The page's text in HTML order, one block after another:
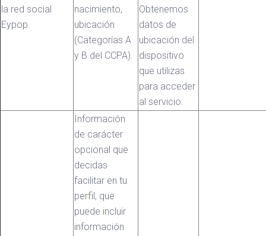
la red social
Eypop.
nacimiento,
ubicación
(Categorías A
y B del CCPA).
Obtenemos
datos de
ubicación del
dispositivo
que utilizas
para acceder
al servicio.
Información
de carácter
opcional que
decidas
facilitar en tu
perfil, que
puede incluir
información